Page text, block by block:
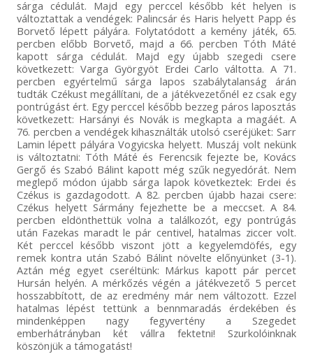
sárga cédulát. Majd egy perccel később két helyen is
változtattak a vendégek: Palincsár és Haris helyett Papp és
Borvető lépett pályára. Folytatódott a kemény játék, 65.
percben előbb Borvető, majd a 66. percben Tóth Máté
kapott sárga cédulát. Majd egy újabb szegedi csere
következett: Varga Györgyöt Erdei Carlo váltotta. A 71.
percben egyértelmű sárga lapos szabálytalanság árán
tudták Czékust megállítani, de a játékvezetőnél ez csak egy
pontrúgást ért. Egy perccel később bezzeg páros laposztás
következett: Harsányi és Novák is megkapta a magáét. A
76. percben a vendégek kihasználták utolsó cseréjüket: Sarr
Lamin lépett pályára Vogyicska helyett. Muszáj volt nekünk
is változtatni: Tóth Máté és Ferencsik fejezte be, Kovács
Gergő és Szabó Bálint kapott még szűk negyedórát. Nem
meglepő módon újabb sárga lapok következtek: Erdei és
Czékus is gazdagodott. A 82. percben újabb hazai csere:
Czékus helyett Sármány fejezhette be a meccset. A 84.
percben eldönthettük volna a találkozót, egy pontrúgás
után Fazekas maradt le pár centivel, hatalmas ziccer volt.
Két perccel később viszont jött a kegyelemdöfés, egy
remek kontra után Szabó Bálint növelte előnyünket (3-1).
Aztán még egyet cseréltünk: Márkus kapott pár percet
Hursán helyén. A mérkőzés végén a játékvezető 5 percet
hosszabbított, de az eredmény már nem változott. Ezzel
hatalmas lépést tettünk a bennmaradás érdekében és
mindenképpen nagy fegyvertény a Szegedet
emberhátrányban két vállra fektetni! Szurkolóinknak
köszönjük a támogatást!